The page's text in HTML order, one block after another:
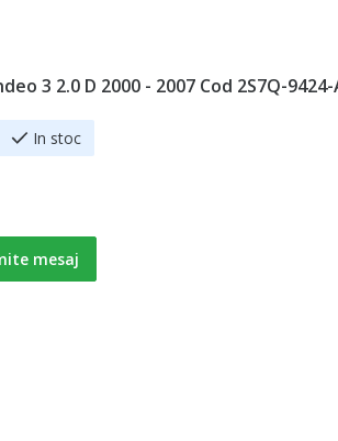
3 2.0 D 2000 - 2007 Cod 2S7Q-9424-
In stoc
mesaj